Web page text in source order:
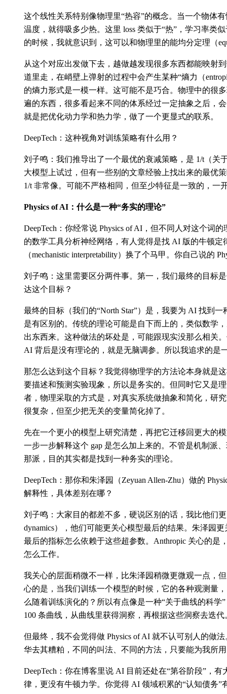
这个线性关系特别像物理里“热容”的概念。当一个物体
温度，就得吸多少热。这里 loss 类似于“热”，学习率类
的时候，我就意识到，这可以和物理里的能均分定理（
从这个对应出发做下去，越做越发现很多东西都能映射
道里走，在峭壁上弹射的过程中会产生某种“熵力（
的熵力形式是一模一样。这可能不是巧合。物理中的很
遍的东西，很多看起来不同的体系经过一定抽象之后，
就是把优化动力学和热力学，做了一个更显式的联系。
DeepTech：这种视角对训练策略有什么用？
刘子鸣：我们推导出了一个最优的衰减策略，是 1/t（关
大模型上试过，但有一些别的文章经验上找出来的最优
1/t 非常像。可能不严格相同，但至少特征是一致的，一
Physics of AI：什么是一种“务实的理论”
DeepTech：你经常说 Physics of AI，但不同人对这个词
的数学工具分析神经网络，有人觉得是找 AI 版的牛顿
（mechanistic interpretability）换了个马甲。你自己说的
刘子鸣：这里需要区分两件事。第一，我们最终的目标
达这个目标？
最终的目标（我们的“North Star”）是，我要为 AI 找到
是有区别的。传统的理论可能是自下而上的，类似数学
出东西来。这种做法的坏处是，可能跟现实没那么相关
AI 背后是没有理论的，就是无脑调参。所以我追求的是
那怎么达到这个目标？我觉得物理学的方法论本身就是
要描述和预测实验现象，所以是务实的。但同时它又是
者，物理采取的方式是，对真实系统做抽象和简化，研
很复杂，但至少把无关的变量简化掉了。
先在一个更小的模型上研究清楚，再把它迁移回更大的
一步一步解释这个 gap 是怎么加上来的。不管是机制派
那派，目的其实都是找到一种务实的理论。
DeepTech：那你和朱泽园（Zeyuan Allen-Zhu）做的
解释性，具体差别在哪？
刘子鸣：大家目的都差不多，硬说区别的话，我比他们
dynamics），他们可能更关心模型最后的结果。朱泽园
最后的指标怎么依赖于这些超参数。Anthropic 关心的是
怎么工作。
我关心的层面稍微不一样，比朱泽园稍微更微观一点，
心的是，当我们训练一个模型的时候，它的各种观测量
么随着训练演化的？所以有点像是一种“关于曲线的科学
100 条曲线，从曲线里获得洞察，再根据这些洞察去迭代
但最终，我不会觉得做 Physics of AI 就不认可别人的做
华去其糟粕，不同的叫法、不同的方法，只要能为我所
DeepTech：你在博客里说 AI 目前还处在“第谷阶段”，
律，更没有牛顿力学。你觉得 AI 领域积累的“认知债务”